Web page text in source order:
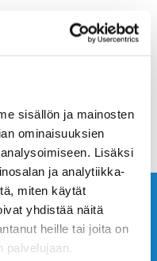
sisällön ja mainosten
ominaisuuksien
Lisäksi
ja analytiikka-
miten käytät
yhdistää näitä
heille tai joita on
palvelujaan.